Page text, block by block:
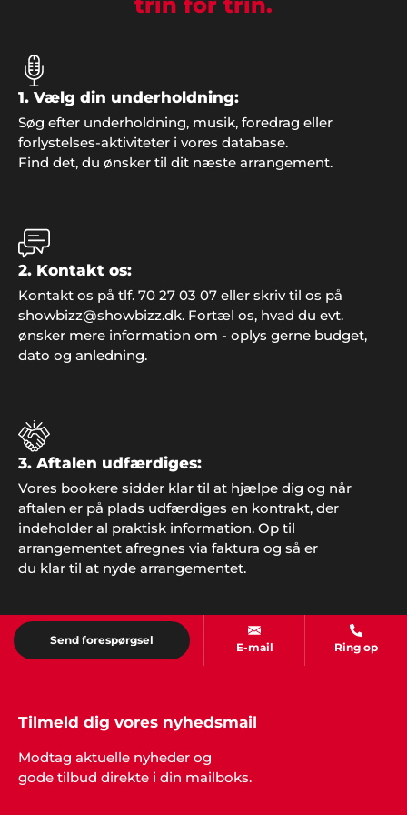
det - vi havde en super god fest".
Claus Nielsen, Ringe
"I er for vilde! Vi snakker stadig om den fede fest vi
holdt med klubben. Alt fra underholdning til musik
og mad var totalt i orden".
Kim Thorsted, Sæby
"Super arrangement. Vi fik god betjening hos
Showbizz Danmark".
Familien Nyberg
"En konfirmation er en stor begivenhed, både for
konfirmand, forældre og familie. Vi havde valgt at
gøre lidt ekstra ud af det til festen og bookede
musik og underholdning gennem Showbizz
Danmark. Det hele gik bare fantastisk og vi skulle
ikke bekymre os om noget som helst, bookeren
1. Vælg din underholdning:
Søg efter underholdning, musik, foredrag eller
forlystelses-aktiviteter i vores database.
Find det, du ønsker til dit næste arrangement.
2. Kontakt os:
Kontakt os på tlf. 70 27 03 07 eller skriv til os på
showbizz@showbizz.dk. Fortæl os, hvad du evt.
ønsker mere information om - oplys gerne budget,
dato og anledning.
3. Aftalen udfærdiges:
Vores bookere sidder klar til at hjælpe dig og når
aftalen er på plads udfærdiges en kontrakt, der
indeholder al praktisk information. Op til
arrangementet afregnes via faktura og så er
du klar til at nyde arrangementet.
Send forespørgsel
E-mail Ring op
Tilmeld dig vores nyhedsmail
Modtag aktuelle nyheder og
gode tilbud direkte i din mailboks.